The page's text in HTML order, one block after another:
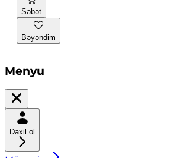
Səbət
Bəyəndim
Menyu
Daxil ol